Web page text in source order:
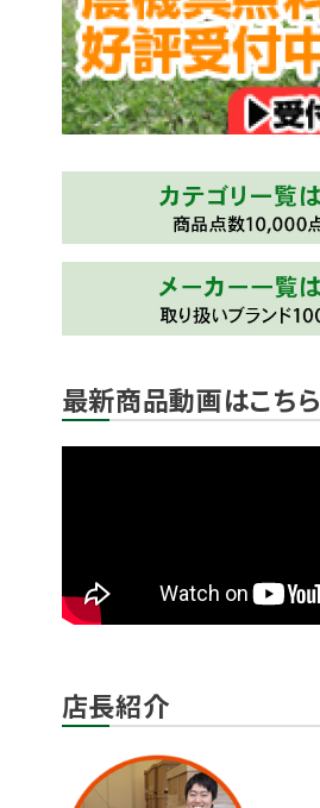
最新商品動画はこちら
店長紹介